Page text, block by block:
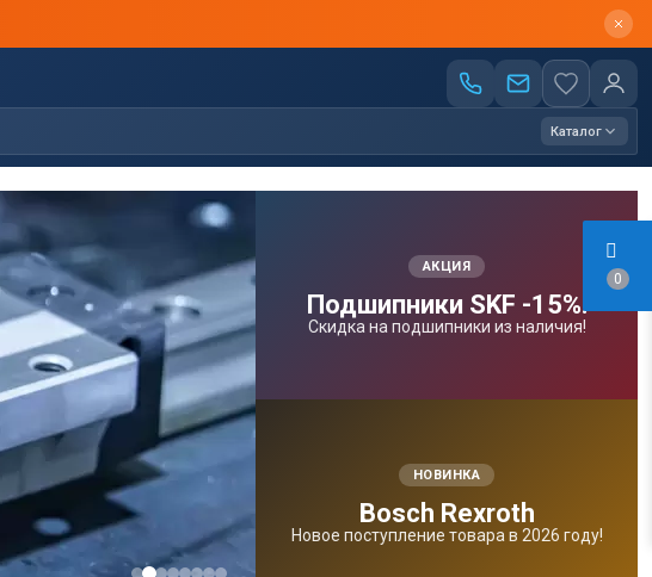
0
Каталог
АКЦИЯ
Подшипники SKF -15%!
Скидка на подшипники из наличия!
НОВИНКА
Bosсh Rexroth
Новое поступление товара в 2026 году!